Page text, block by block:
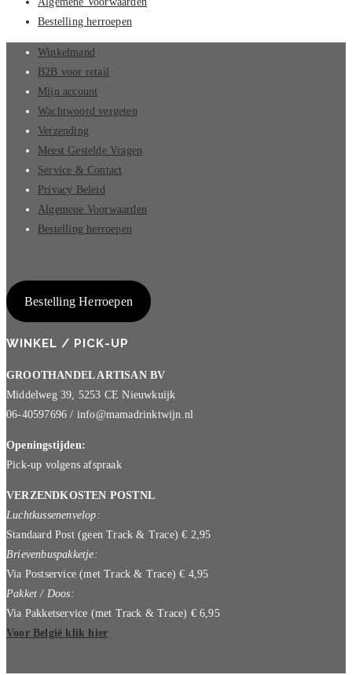
Bestelling herroepen
Winkelmand
B2B voor retail
Mijn account
Wachtwoord vergeten
Verzending
Meest Gestelde Vragen
Service & Contact
Privacy Beleid
Algemene Voorwaarden
Bestelling herroepen
Bestelling Herroepen
WINKEL / PICK-UP
GROOTHANDEL ARTISAN BV
Middelweg 39, 5253 CE Nieuwkuijk
06-40597696 / info@mamadrinktwijn.nl
Openingstijden:
Pick-up volgens afspraak
VERZENDKOSTEN POSTNL
Luchtkussenenvelop:
Standaard Post (geen Track & Trace) € 2,95
Brievenbuspakketje:
Via Postservice (met Track & Trace) € 4,95
Pakket / Doos:
Via Pakketservice (met Track & Trace) € 6,95
Voor België klik hier